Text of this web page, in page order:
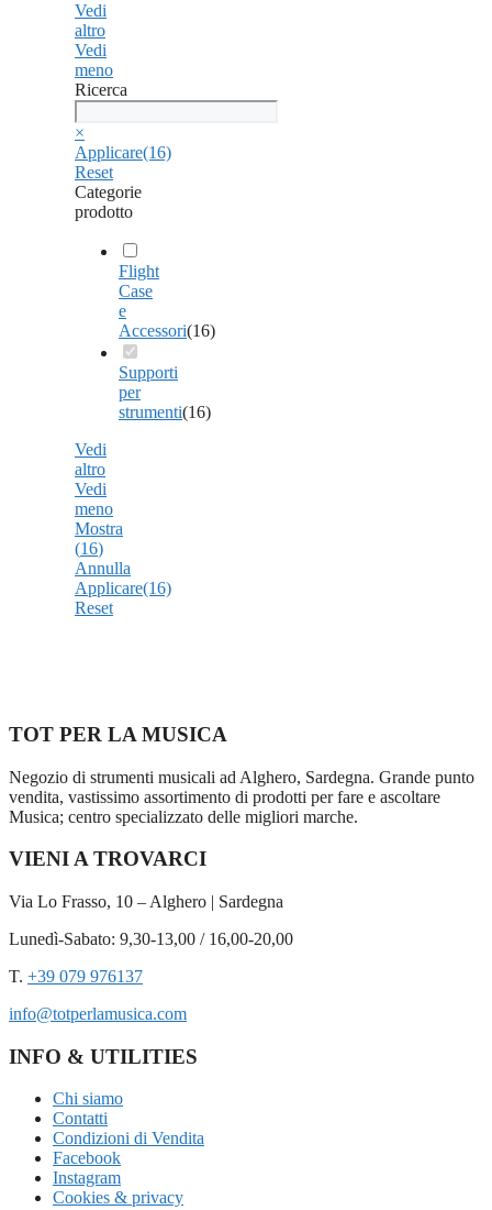
Vedi
altro
Vedi
meno
Ricerca
Ricerca
×
Applicare(16)
Reset
Categorie
prodotto
Flight
Case
e
Accessori(16)
Supporti
per
strumenti(16)
Vedi
altro
Vedi
meno
Mostra
(16)
Annulla
Applicare(16)
Reset
TOT PER LA MUSICA
Negozio di strumenti musicali ad Alghero, Sardegna. Grande punto
vendita, vastissimo assortimento di prodotti per fare e ascoltare
Musica; centro specializzato delle migliori marche.
VIENI A TROVARCI
Via Lo Frasso, 10 – Alghero | Sardegna
Lunedì-Sabato: 9,30-13,00 / 16,00-20,00
T. +39 079 976137
info@totperlamusica.com
INFO & UTILITIES
Chi siamo
Contatti
Condizioni di Vendita
Facebook
Instagram
Cookies & privacy